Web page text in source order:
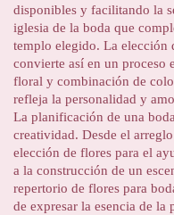
disponibles y facilitando la
iglesia de la boda que
templo elegido. La elección
convierte así en un proceso
floral y combinación de
refleja la personalidad y
La planificación de una
creatividad. Desde el
elección de flores para el
a la construcción de un
repertorio de flores para
de expresar la esencia de